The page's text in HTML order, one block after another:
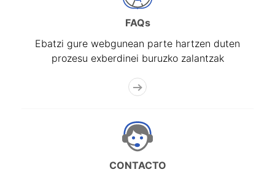
FAQs
Ebatzi gure webgunean parte hartzen duten
prozesu exberdinei buruzko zalantzak
CONTACTO